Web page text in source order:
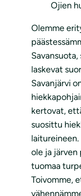
Ojien
Olemme
laskevat
Savanjärvi
kertovat,
suosittu
ole ja järven
tuomaa
Toivomme,